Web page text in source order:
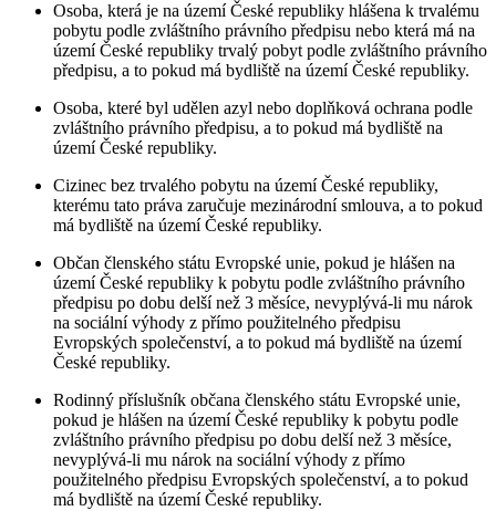
Osoba, která je na území České republiky hlášena k trvalému
pobytu podle zvláštního právního předpisu nebo která má na
území České republiky trvalý pobyt podle zvláštního právního
předpisu, a to pokud má bydliště na území České republiky.
Osoba, které byl udělen azyl nebo doplňková ochrana podle
zvláštního právního předpisu, a to pokud má bydliště na
území České republiky.
Cizinec bez trvalého pobytu na území České republiky,
kterému tato práva zaručuje mezinárodní smlouva, a to pokud
má bydliště na území České republiky.
Občan členského státu Evropské unie, pokud je hlášen na
území České republiky k pobytu podle zvláštního právního
předpisu po dobu delší než 3 měsíce, nevyplývá-li mu nárok
na sociální výhody z přímo použitelného předpisu
Evropských společenství, a to pokud má bydliště na území
České republiky.
Rodinný příslušník občana členského státu Evropské unie,
pokud je hlášen na území České republiky k pobytu podle
zvláštního právního předpisu po dobu delší než 3 měsíce,
nevyplývá-li mu nárok na sociální výhody z přímo
použitelného předpisu Evropských společenství, a to pokud
má bydliště na území České republiky.